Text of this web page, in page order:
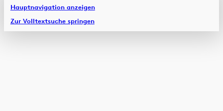
Hauptnavigation anzeigen
Zur Volltextsuche springen